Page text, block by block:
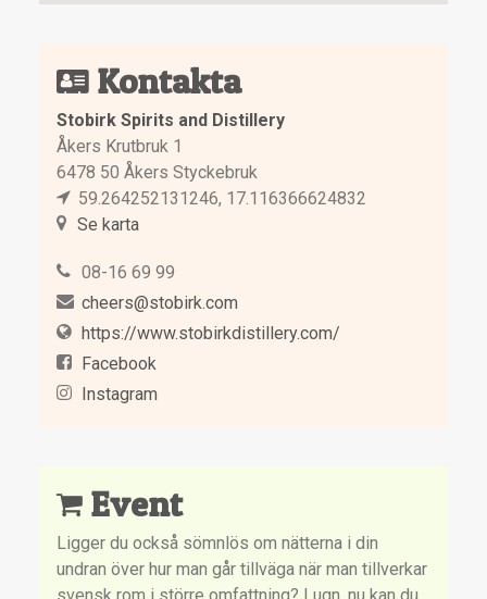
Kontakta
Stobirk Spirits and Distillery
Åkers Krutbruk 1
6478 50 Åkers Styckebruk
59.264252131246, 17.116366624832
Se karta
08-16 69 99
cheers@stobirk.com
https://www.stobirkdistillery.com/
Facebook
Instagram
Event
Ligger du också sömnlös om nätterna i din
undran över hur man går tillväga när man tillverkar